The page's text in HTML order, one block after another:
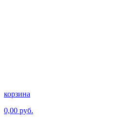
корзина
0,00 руб.